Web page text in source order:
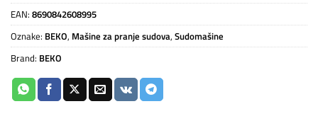
EAN: 8690842608995
Oznake: BEKO, Mašine za pranje sudova, Sudomašine
Brand: BEKO